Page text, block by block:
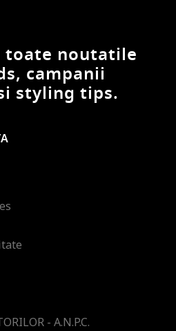
toate noutatile
campanii
styling tips.
- A.N.P.C.